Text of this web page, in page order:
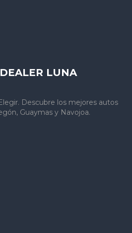
LUNA
Descubre los mejores autos
Guaymas y Navojoa.